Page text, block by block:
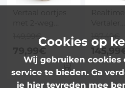
vertaling – 80
talen, 15 offline,
5 modi & open-
ear – voor reizen
en zakelijk
149,99€
144
0,5S
187,49€
145,99€
Cookies op
Wij gebruiken cookies
service te bieden. Ga
je hier tevreden mee